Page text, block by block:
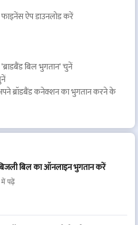
डेटा सुरक्षा सुनिश्चित करने के लिए
का उपयोग करता है. जब आप इस
हैं तो आपको डेटा उल्लंघन या अन्य
चिंता करने की आवश्यकता नहीं है.
एक सुरक्षित भुगतान प्लेटफॉर्म प्रदान
के मजबूत सुरक्षा उपायों के साथ
से अपने ब्रॉडबैंड कनेक्शन का भुगतान करने
प्राप्त होंगे. यह बेहतर पारदर्शिता और
कैसे करें?
ऐप डाउनलोड करें
बिल भुगतान' चुनें
ब्रॉडबैंड कनेक्शन का भुगतान करने के
बिल का ऑनलाइन भुगतान करें
में पढ़ें